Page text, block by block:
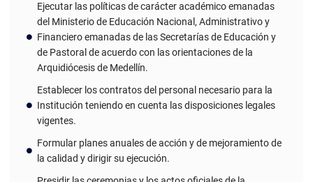
Ejecutar las políticas de carácter académico emanadas
del Ministerio de Educación Nacional, Administrativo y
Financiero emanadas de las Secretarías de Educación y
de Pastoral de acuerdo con las orientaciones de la
Arquidiócesis de Medellín.
Establecer los contratos del personal necesario para la
Institución teniendo en cuenta las disposiciones legales
vigentes.
Formular planes anuales de acción y de mejoramiento de
la calidad y dirigir su ejecución.